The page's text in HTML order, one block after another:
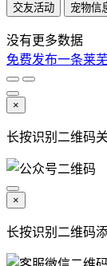
交友活动
宠物信
没有更多数据
免费发布一条莱
×
长按识别二维码
×
长按识别二维码